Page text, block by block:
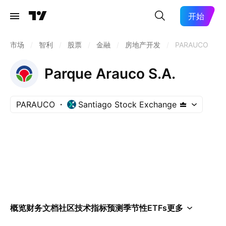
开始
市场 智利 股票 金融 房地产开发 PARAUCO
Parque Arauco S.A.
PARAUCO Santiago Stock Exchange
概览财务文档社区技术指标预测季节性ETFs更多